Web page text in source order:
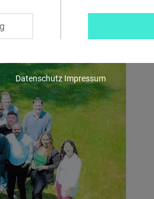
Embed
Instagram
Embed
Youtube
Maps
DatenschutzImpressum